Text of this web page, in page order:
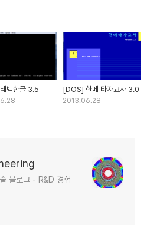
백한글 3.5 [DOS] 한메 타자교사 3.0
2013.06.28
블로그 - R&D 경험